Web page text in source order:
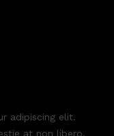
adipiscing elit.
at non libero.